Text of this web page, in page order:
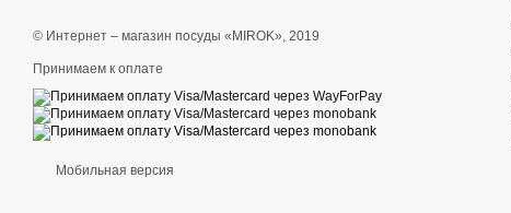
© Интернет – магазин посуды «MIROK», 2019
Принимаем к оплате
Мобильная версия